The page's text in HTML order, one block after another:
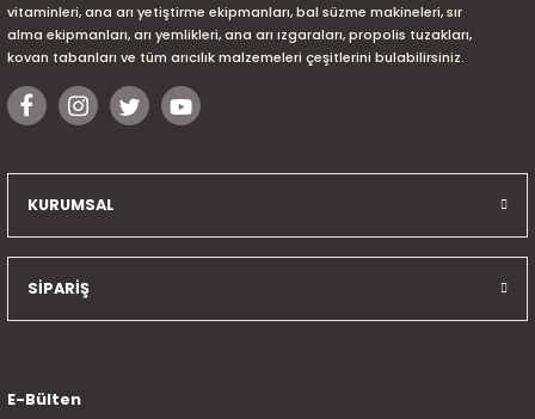
vitaminleri, ana arı yetiştirme ekipmanları, bal süzme makineleri, sır
alma ekipmanları, arı yemlikleri, ana arı ızgaraları, propolis tuzakları,
kovan tabanları ve tüm arıcılık malzemeleri çeşitlerini bulabilirsiniz.
KURUMSAL
SİPARİŞ
E-Bülten